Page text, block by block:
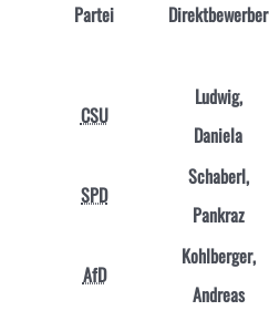
Partei Direktbewerber
CSU
Ludwig,
Daniela
SPD
Schaberl,
Pankraz
AfD
Kohlberger,
Andreas